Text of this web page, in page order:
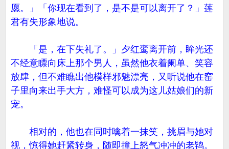
愿。」「你现在看到了，是不是可以离开了？」莲
君有失形象地说。
「是，在下失礼了。」夕红鸾离开前，眸光还
不经意瞟向床上那个男人，虽然他衣着阑单、笑容
放肆，但不难瞧出他模样邪魅漂亮，又听说他在窑
子里向来出手大方，难怪可以成为这儿姑娘们的新
宠。
相对的，他也在同时噙着一抹笑，挑眉与她对
视，惊得她赶紧转身，随即撞上怒气冲冲的老鸨。